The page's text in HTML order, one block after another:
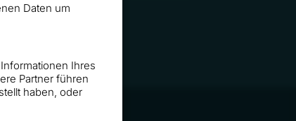
Daten um
Ihres
Partner führen
haben, oder
Umsatz"